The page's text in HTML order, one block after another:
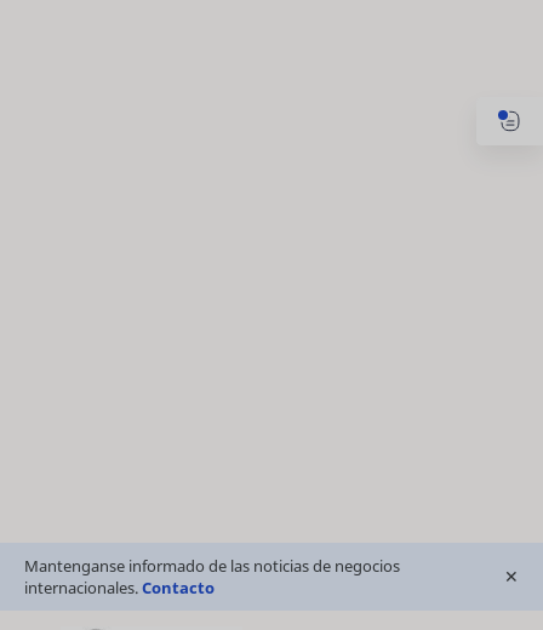
Mantenganse informado de las noticias de negocios
internacionales.Contacto